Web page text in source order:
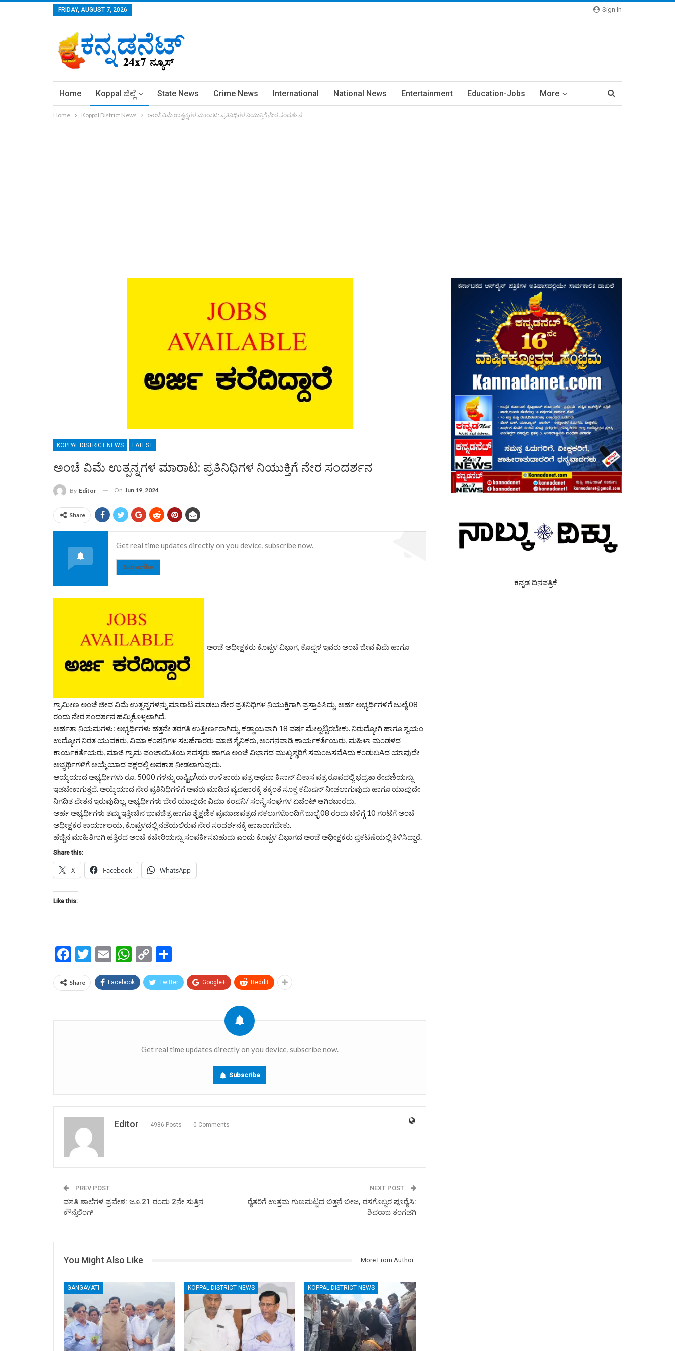
Sign In
FRIDAY, AUGUST 7, 2026
Home Koppal ಜಿಲ್ಲೆ State News Crime News International National News Entertainment Education-Jobs More
Home Koppal District News ಅಂಚೆ ವಿಮೆ ಉತ್ಪನ್ನಗಳ ಮಾರಾಟ: ಪ್ರತಿನಿಧಿಗಳ ನಿಯುಕ್ತಿಗೆ ನೇರ ಸಂದರ್ಶನ
KOPPAL DISTRICT NEWS LATEST
ಅಂಚೆ ವಿಮೆ ಉತ್ಪನ್ನಗಳ ಮಾರಾಟ: ಪ್ರತಿನಿಧಿಗಳ ನಿಯುಕ್ತಿಗೆ ನೇರ ಸಂದರ್ಶನ
By Editor On Jun 19, 2024
Share
Get real time updates directly on you device, subscribe now.
Subscribe
ಅಂಚೆ ಅಧೀಕ್ಷಕರು ಕೊಪ್ಪಳ ವಿಭಾಗ, ಕೊಪ್ಪಳ ಇವರು ಅಂಚೆ ಜೀವ ವಿಮೆ ಹಾಗೂ
ಗ್ರಾಮೀಣ ಅಂಚೆ ಜೀವ ವಿಮೆ ಉತ್ಪನ್ನಗಳನ್ನು ಮಾರಾಟ ಮಾಡಲು ನೇರ ಪ್ರತಿನಿಧಿಗಳ ನಿಯುಕ್ತಿಗಾಗಿ ಪ್ರಸ್ತಾಪಿಸಿದ್ದು, ಅರ್ಹ ಅಭ್ಯರ್ಥಿಗಳಿಗೆ ಜುಲೈ 08
ರಂದು ನೇರ ಸಂದರ್ಶನ ಹಮ್ಮಿಕೊಳ್ಳಲಾಗಿದೆ.
ಅರ್ಹತಾ ನಿಯಮಗಳು: ಅಭ್ಯರ್ಥಿಗಳು ಹತ್ತನೇ ತರಗತಿ ಉತ್ತೀರ್ಣರಾಗಿದ್ದು, ಕಡ್ಡಾಯವಾಗಿ 18 ವರ್ಷ ಮೇಲ್ಪಟ್ಟಿರಬೇಕು. ನಿರುದ್ಯೋಗಿ ಹಾಗೂ ಸ್ವಯಂ
ಉದ್ಯೋಗ ನಿರತ ಯುವಕರು, ವಿಮಾ ಕಂಪನಿಗಳ ಸಲಹೆಗಾರರು ಮಾಜಿ ಸೈನಿಕರು, ಅಂಗನವಾಡಿ ಕಾರ್ಯಕರ್ತೆಯರು, ಮಹಿಳಾ ಮಂಡಳದ
ಕಾರ್ಯಕರ್ತೆಯರು, ಮಾಜಿ ಗ್ರಾಮ ಪಂಚಾಯಿತಿಯ ಸದಸ್ಯರು ಹಾಗೂ ಅಂಚೆ ವಿಭಾಗದ ಮುಖ್ಯಸ್ಥರಿಗೆ ಸಮಂಜಸವೆAದು ಕಂಡುಬAದ ಯಾವುದೇ
ಅಭ್ಯರ್ಥಿಗಳಿಗೆ ಆಯ್ಕೆಯಾದ ಪಕ್ಷದಲ್ಲಿ ಅವಕಾಶ ನೀಡಲಾಗುವುದು.
ಆಯ್ಕೆಯಾದ ಅಭ್ಯರ್ಥಿಗಳು ರೂ. 5000 ಗಳನ್ನು ರಾಷ್ಟಿçÃಯ ಉಳಿತಾಯ ಪತ್ರ ಅಥವಾ ಕಿಸಾನ್ ವಿಕಾಸ ಪತ್ರ ರೂಪದಲ್ಲಿ ಭದ್ರತಾ ಠೇವಣಿಯನ್ನು
ಇಡಬೇಕಾಗುತ್ತದೆ. ಅಯ್ಕೆಯಾದ ನೇರ ಪ್ರತಿನಿಧಿಗಳಿಗೆ ಅವರು ಮಾಡಿದ ವ್ಯವಹಾರಕ್ಕೆ ತಕ್ಕಂತೆ ಸೂಕ್ತ ಕಮಿಷನ್ ನೀಡಲಾಗುವುದು ಹಾಗೂ ಯಾವುದೇ
ನಿಗದಿತ ವೇತನ ಇರುವುದಿಲ್ಲ. ಅಭ್ಯರ್ಥಿಗಳು ಬೇರೆ ಯಾವುದೇ ವಿಮಾ ಕಂಪನಿ/ ಸಂಸ್ಥೆ ಸಂಘಗಳ ಏಜೆಂಟ್ ಆಗಿರಬಾರದು.
ಅರ್ಹ ಅಭ್ಯರ್ಥಿಗಳು ತಮ್ಮ ಇತ್ತೀಚಿನ ಭಾವಚಿತ್ರ ಹಾಗೂ ಶೈಕ್ಷಣಿಕ ಪ್ರಮಾಣಪತ್ರದ ನಕಲುಗಳೊಂದಿಗೆ ಜುಲೈ 08 ರಂದು ಬೆಳಿಗ್ಗೆ 10 ಗಂಟೆಗೆ ಅಂಚೆ
ಅಧೀಕ್ಷಕರ ಕಾರ್ಯಾಲಯ, ಕೊಪ್ಪಳದಲ್ಲಿ ನಡೆಯಲಿರುವ ನೇರ ಸಂದರ್ಶನಕ್ಕೆ ಹಾಜರಾಗಬೇಕು.
ಹೆಚ್ಚಿನ ಮಾಹಿತಿಗಾಗಿ ಹತ್ತಿರದ ಅಂಚೆ ಕಚೇರಿಯನ್ನು ಸಂಪರ್ಕಿಸಬಹುದು ಎಂದು ಕೊಪ್ಪಳ ವಿಭಾಗದ ಅಂಚೆ ಅಧೀಕ್ಷಕರು ಪ್ರಕಟಣೆಯಲ್ಲಿ ತಿಳಿಸಿದ್ದಾರೆ.
Share this:
X Facebook WhatsApp
Like this:
Facebook
Twitter
EmailWhatsApp
Copy
Link
Share Facebook Twitter Google+ ReddIt
Get real time updates directly on you device, subscribe now.
Subscribe
Editor 4986 Posts 0 Comments
PREV POST
ವಸತಿ ಶಾಲೆಗಳ ಪ್ರವೇಶ: ಜೂ.21 ರಂದು 2ನೇ ಸುತ್ತಿನ
ಕೌನ್ಸೆಲಿಂಗ್
NEXT POST
ರೈತರಿಗೆ ಉತ್ತಮ ಗುಣಮಟ್ಟದ ಬಿತ್ತನೆ ಬೀಜ, ರಸಗೊಬ್ಬರ ಪೂರೈಸಿ:
ಶಿವರಾಜ ತಂಗಡಗಿ
You Might Also Like More From Author
GANGAVATI KOPPAL DISTRICT NEWS KOPPAL DISTRICT NEWS
ಕನ್ನಡ ದಿನಪತ್ರಿಕೆ